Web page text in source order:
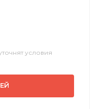
условия